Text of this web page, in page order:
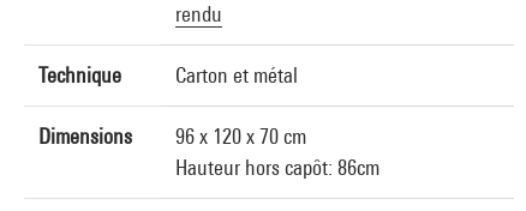
rendu
Technique Carton et métal
Dimensions
96 x 120 x 70 cm
Hauteur hors capôt: 86cm